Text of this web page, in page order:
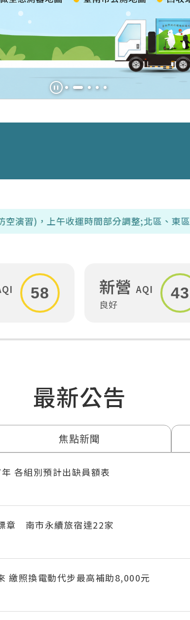
間部分調整;北區、東區、南區、下營、
58 新營 AQI
良好
43
最新公告
焦點新聞
各組別預計出缺員額表
章 南市永續旅宿達22家
府城長輩「照」過來 繳照換電動代步最高補助8,000元